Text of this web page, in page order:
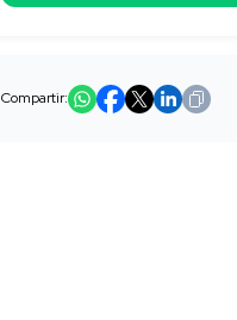
Compartir: